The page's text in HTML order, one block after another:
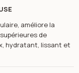
améliore la
de
hydratant, lissant et